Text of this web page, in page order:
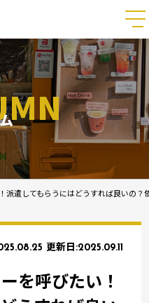
派遣してもらうにはどうすれば良いの？
更新日:2025.09.11
を呼びたい！